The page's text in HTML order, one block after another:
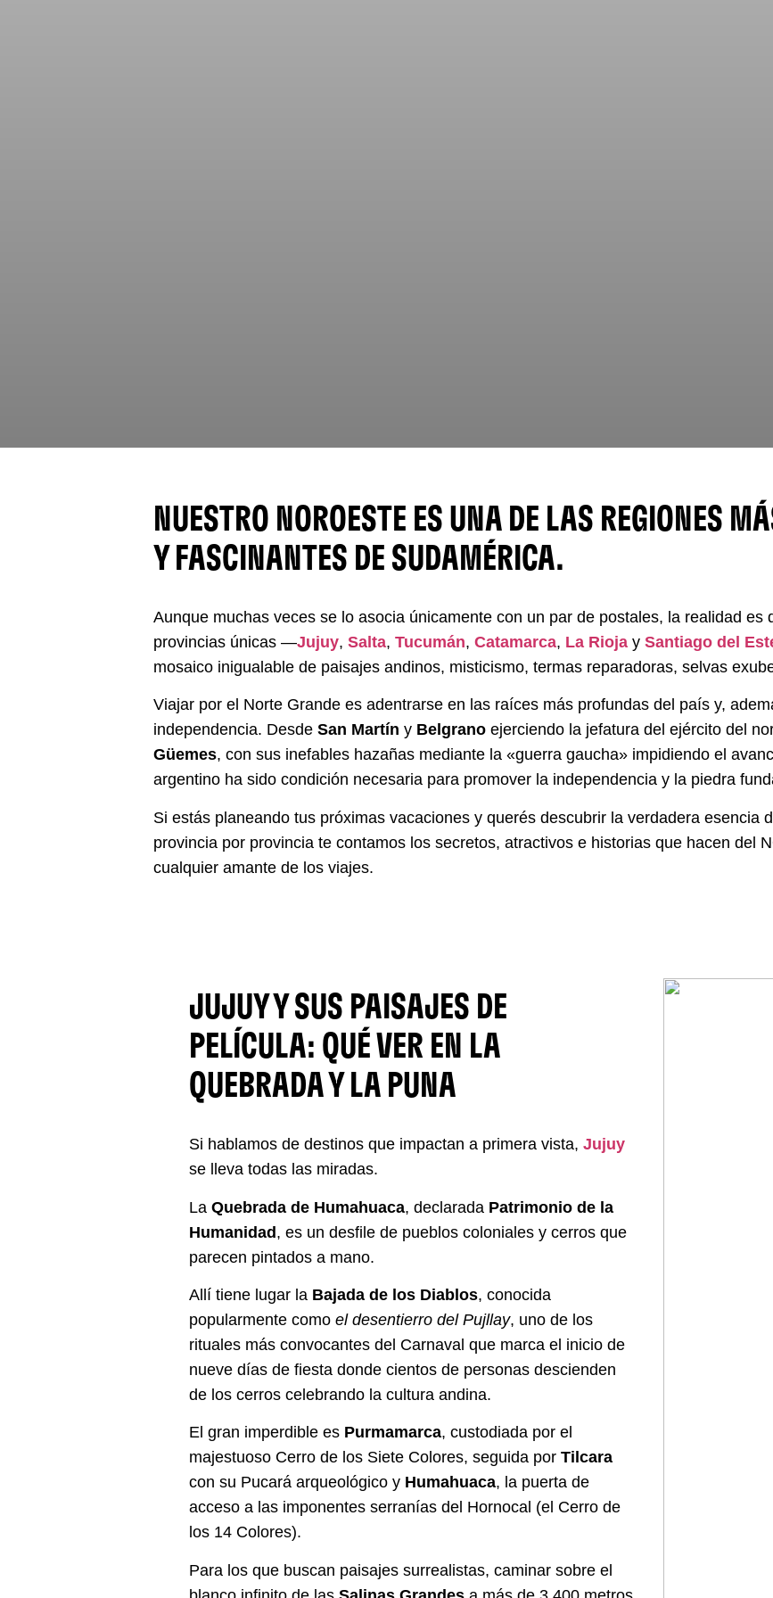
NUESTRO NOROESTE ES UNA DE LAS REGIONES
Y FASCINANTES DE SUDAMÉRICA.
Aunque muchas veces se lo asocia únicamente con un par de postales, la realidad es
provincias únicas —Jujuy, Salta, Tucumán, Catamarca, La Rioja y Santiago del
mosaico inigualable de paisajes andinos, misticismo, termas reparadoras, selvas
Viajar por el Norte Grande es adentrarse en las raíces más profundas del país y,
independencia. Desde San Martín y Belgrano ejerciendo la jefatura del ejército del
Güemes, con sus inefables hazañas mediante la «guerra gaucha» impidiendo el
argentino ha sido condición necesaria para promover la independencia y la piedra
Si estás planeando tus próximas vacaciones y querés descubrir la verdadera esencia
provincia por provincia te contamos los secretos, atractivos e historias que hacen del
cualquier amante de los viajes.
JUJUY Y SUS PAISAJES DE
PELÍCULA: QUÉ VER EN LA
QUEBRADA Y LA PUNA
Si hablamos de destinos que impactan a primera vista, Jujuy
se lleva todas las miradas.
La Quebrada de Humahuaca, declarada Patrimonio de la
Humanidad, es un desfile de pueblos coloniales y cerros que
parecen pintados a mano.
Allí tiene lugar la Bajada de los Diablos, conocida
popularmente como el desentierro del Pujllay, uno de los
rituales más convocantes del Carnaval que marca el inicio de
nueve días de fiesta donde cientos de personas descienden
de los cerros celebrando la cultura andina.
El gran imperdible es Purmamarca, custodiada por el
majestuoso Cerro de los Siete Colores, seguida por Tilcara
con su Pucará arqueológico y Humahuaca, la puerta de
acceso a las imponentes serranías del Hornocal (el Cerro de
los 14 Colores).
Para los que buscan paisajes surrealistas, caminar sobre el